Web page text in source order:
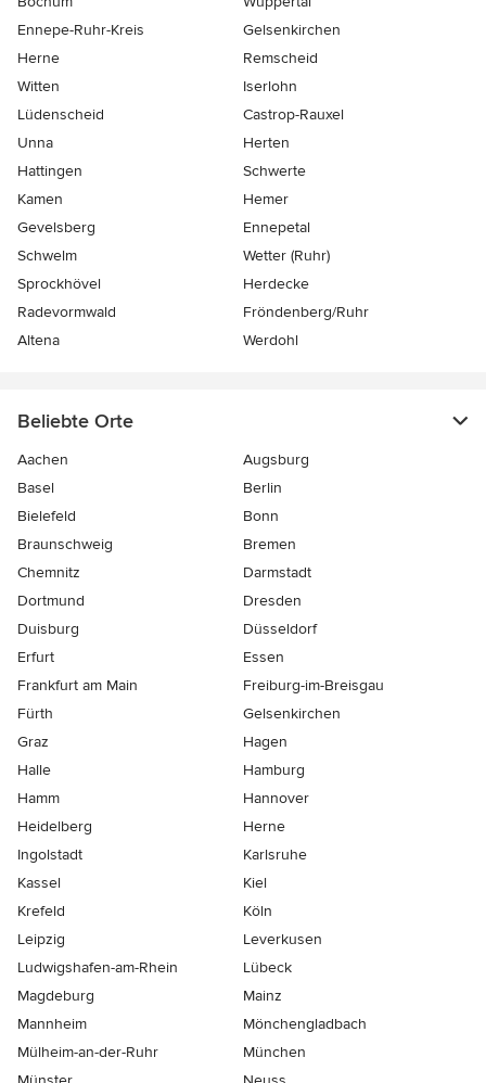
Ennepe-Ruhr-Kreis
Gelsenkirchen
Herne
Remscheid
Witten
Iserlohn
Lüdenscheid
Castrop-Rauxel
Unna
Herten
Hattingen
Schwerte
Kamen
Hemer
Gevelsberg
Ennepetal
Schwelm
Wetter (Ruhr)
Sprockhövel
Herdecke
Radevormwald
Fröndenberg/Ruhr
Altena
Werdohl
Beliebte Orte
Aachen
Augsburg
Basel
Berlin
Bielefeld
Bonn
Braunschweig
Bremen
Chemnitz
Darmstadt
Dortmund
Dresden
Duisburg
Düsseldorf
Erfurt
Essen
Frankfurt am Main
Freiburg-im-Breisgau
Fürth
Gelsenkirchen
Graz
Hagen
Halle
Hamburg
Hamm
Hannover
Heidelberg
Herne
Ingolstadt
Karlsruhe
Kassel
Kiel
Krefeld
Köln
Leipzig
Leverkusen
Ludwigshafen-am-Rhein
Lübeck
Magdeburg
Mainz
Mannheim
Mönchen­gladbach
Mülheim-an-der-Ruhr
München